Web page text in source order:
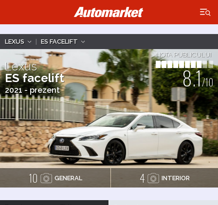
×
LEXUS | ES FACELIFT
Lexus
ES facelift
2021 - prezent
NOTA PUBLICULUI
8.1/10
10 GENERAL 4 INTERIOR